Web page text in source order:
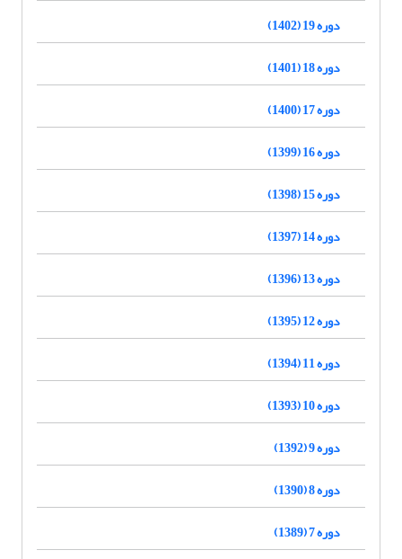
دوره 19 (1402)
دوره 18 (1401)
دوره 17 (1400)
دوره 16 (1399)
دوره 15 (1398)
دوره 14 (1397)
دوره 13 (1396)
دوره 12 (1395)
دوره 11 (1394)
دوره 10 (1393)
دوره 9 (1392)
دوره 8 (1390)
دوره 7 (1389)